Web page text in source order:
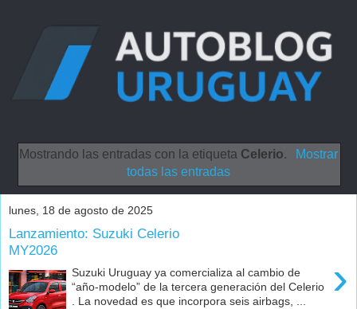
Mostrando las entradas con la etiqueta Celerio.
Mostrar
todas las entradas
lunes, 18 de agosto de 2025
Lanzamiento: Suzuki Celerio
MY2026
›
Suzuki Uruguay ya comercializa al cambio de
“año-modelo” de la tercera generación del Celerio
. La novedad es que incorpora seis airbags, ...